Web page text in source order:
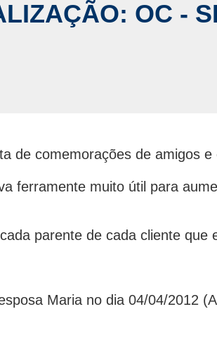
OC -
de comemorações de amigos
ferramente muito útil para
parente de cada cliente
Maria no dia 04/04/2012